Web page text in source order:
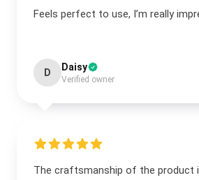
Feels perfect to use, I’m really
D Daisy
Verified owner
The craftsmanship of the product